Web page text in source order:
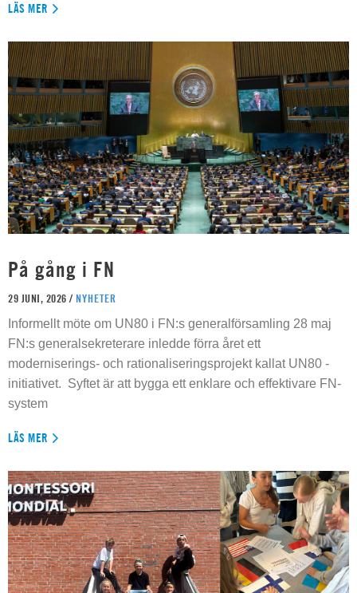
LÄS MER
På gång i FN
29 JUNI, 2026 / NYHETER
Informellt möte om UN80 i FN:s generalförsamling 28 maj
FN:s generalsekreterare inledde förra året ett
moderniserings- och rationaliseringsprojekt kallat UN80 -
initiativet. Syftet är att bygga ett enklare och effektivare FN-
system
LÄS MER